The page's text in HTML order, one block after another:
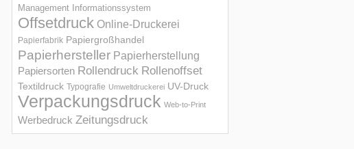
Management Informations­system
Offsetdruck Online-Druckerei
Papierfabrik Papiergroßhandel
Papierhersteller Papierherstellung
Papiersorten Rollendruck Rollenoffset
Textildruck Typografie Umweltdruckerei UV-Druck
Verpackungsdruck Web-to-Print
Werbedruck Zeitungsdruck